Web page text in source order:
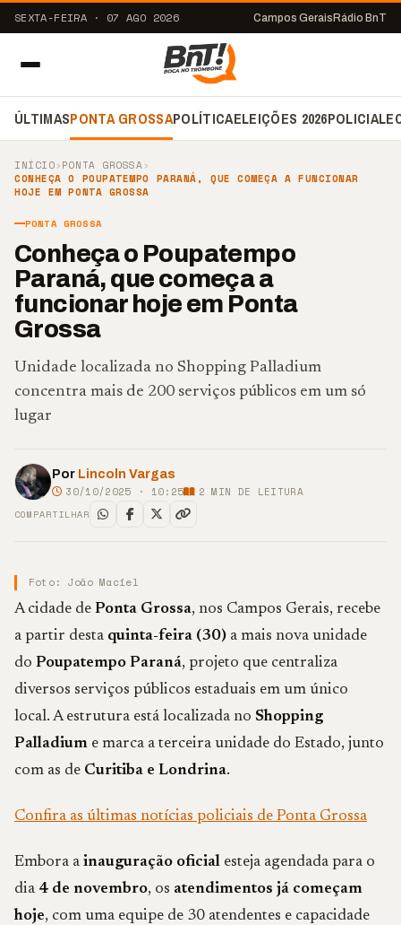
SEXTA-FEIRA · 07 AGO 2026 Campos Gerais Rádio BnT
ÚLTIMASPONTA GROSSAPOLÍTICAELEIÇÕES 2026POLICIAL
INÍCIO›PONTA GROSSA›
CONHEÇA O POUPATEMPO PARANÁ, QUE COMEÇA A FUNCIONAR
HOJE EM PONTA GROSSA
PONTA GROSSA
Conheça o Poupatempo
Paraná, que começa a
funcionar hoje em Ponta
Grossa
Unidade localizada no Shopping Palladium
concentra mais de 200 serviços públicos em um só
lugar
Por Lincoln Vargas
30/10/2025 · 10:25 2 MIN DE LEITURA
COMPARTILHAR
Foto: João Maciel
A cidade de Ponta Grossa, nos Campos Gerais, recebe
a partir desta quinta-feira (30) a mais nova unidade
do Poupatempo Paraná, projeto que centraliza
diversos serviços públicos estaduais em um único
local. A estrutura está localizada no Shopping
Palladium e marca a terceira unidade do Estado, junto
com as de Curitiba e Londrina.
Confira as últimas notícias policiais de Ponta Grossa
Embora a inauguração oficial esteja agendada para o
dia 4 de novembro, os atendimentos já começam
hoje, com uma equipe de 30 atendentes e capacidade